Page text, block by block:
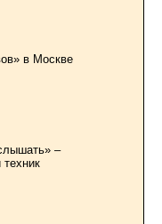
в Москве
–
техник